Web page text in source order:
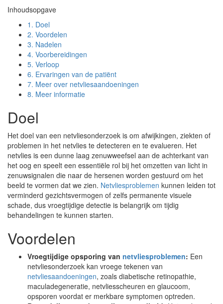
Inhoudsopgave
1. Doel
2. Voordelen
3. Nadelen
4. Voorbereidingen
5. Verloop
6. Ervaringen van de patiënt
7. Meer over netvliesaandoeningen
8. Meer informatie
Doel
Het doel van een netvliesonderzoek is om afwijkingen, ziekten of
problemen in het netvlies te detecteren en te evalueren. Het
netvlies is een dunne laag zenuwweefsel aan de achterkant van
het oog en speelt een essentiële rol bij het omzetten van licht in
zenuwsignalen die naar de hersenen worden gestuurd om het
beeld te vormen dat we zien. Netvliesproblemen kunnen leiden tot
verminderd gezichtsvermogen of zelfs permanente visuele
schade, dus vroegtijdige detectie is belangrijk om tijdig
behandelingen te kunnen starten.
Voordelen
Vroegtijdige opsporing van netvliesproblemen: Een
netvliesonderzoek kan vroege tekenen van
netvliesaandoeningen, zoals diabetische retinopathie,
maculadegeneratie, netvliesscheuren en glaucoom,
opsporen voordat er merkbare symptomen optreden.